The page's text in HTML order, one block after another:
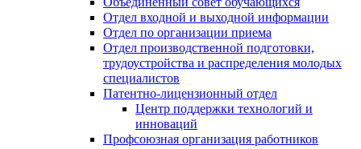
Отдел входной и выходной информации
Отдел по организации приема
Отдел производственной подготовки,
трудоустройства и распределения молодых
специалистов
Патентно-лицензионный отдел
Центр поддержки технологий и
инноваций
Профсоюзная организация работников